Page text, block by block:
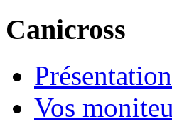
Canicross
Présentation
Vos